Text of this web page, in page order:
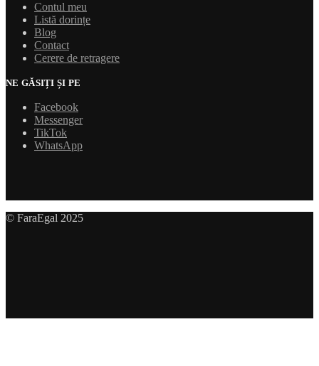
Contul meu
Listă dorințe
Blog
Contact
Cerere de retragere
NE GĂSIȚI ȘI PE
Facebook
Messenger
TikTok
WhatsApp
© FaraEgal 2025